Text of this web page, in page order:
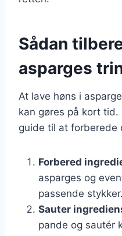
Sådan
asparges
At lave høns i
kan gøres på kort
guide til at
Forbered
asparges og
passende stykker.
Sauter
pande og sautér